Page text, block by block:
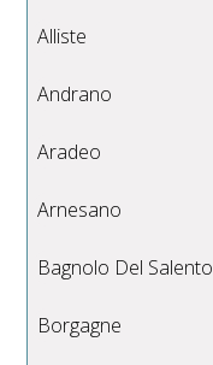
Alliste
Andrano
Aradeo
Arnesano
Bagnolo Del Salento
Borgagne